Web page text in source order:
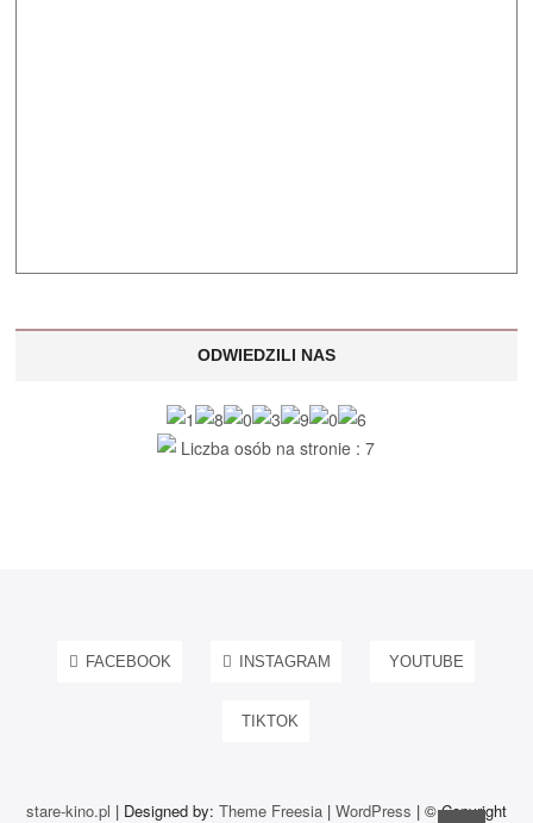
ODWIEDZILI NAS
Liczba osób na stronie : 7
FACEBOOK INSTAGRAM YOUTUBE
TIKTOK
stare-kino.pl | Designed by: Theme Freesia| WordPress | © Copyright